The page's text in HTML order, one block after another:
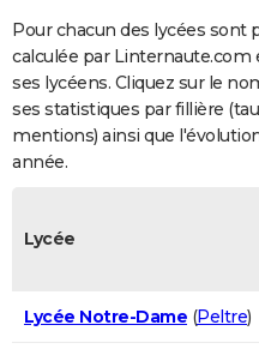
S'inscrire
Se connecter
Lycées
Collèges
Primaires
Universités
Entreprises
Service militaire
Avis de recherche
AVIS DE DÉCÈS
FORUM
Bricolage
Lifestyle
Culture
Sport
Auto
Television
Voyage
Cinema
Pour chacun des lycées sont
calculée par Linternaute.com
ses lycéens. Cliquez sur le
ses statistiques par fillière
mentions) ainsi que
année.
Lycée
Lycée Notre-Dame (Peltre)